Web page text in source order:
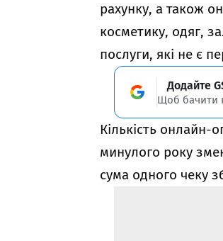
рахунку, а також
косметику, одяг,
послуги, які не є
Додайте
Щоб бачити
Кількість онлайн-
минулого року
сума одного чеку